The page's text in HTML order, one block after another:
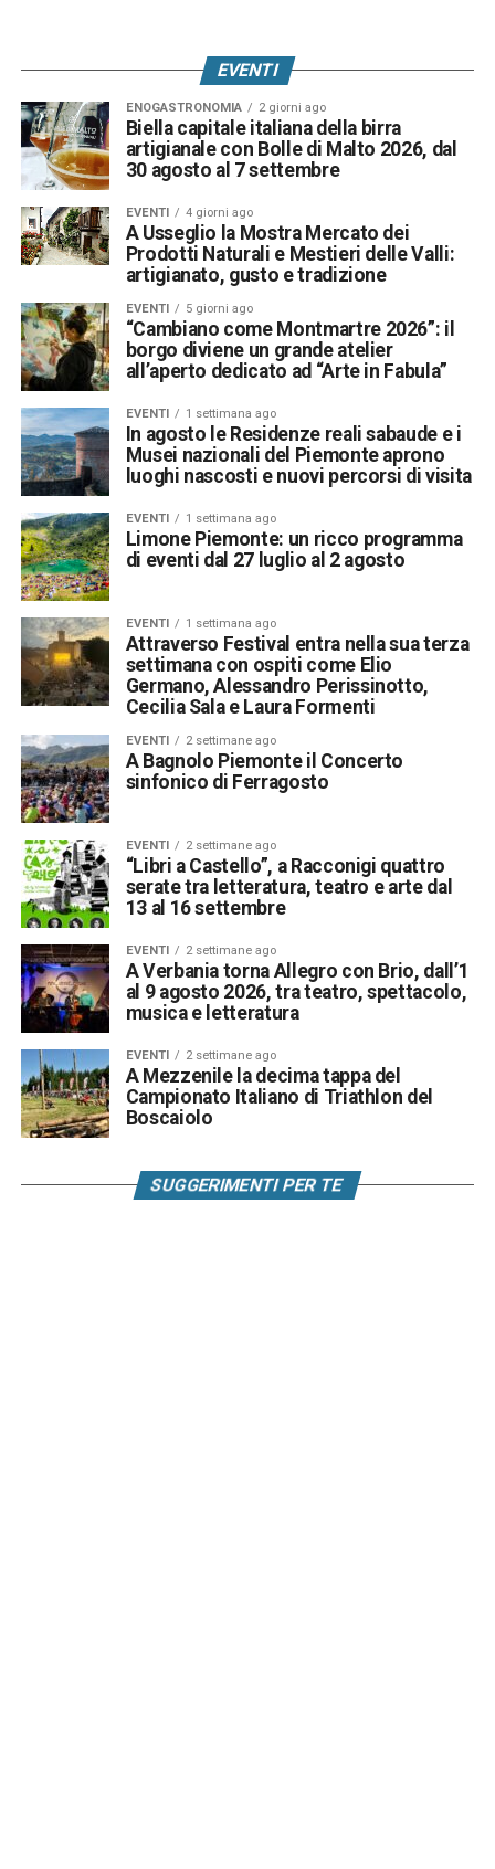
EVENTI
ENOGASTRONOMIA 2 giorni ago
Biella capitale italiana della birra
artigianale con Bolle di Malto 2026, dal
30 agosto al 7 settembre
EVENTI 4 giorni ago
A Usseglio la Mostra Mercato dei
Prodotti Naturali e Mestieri delle Valli:
artigianato, gusto e tradizione
EVENTI 5 giorni ago
“Cambiano come Montmartre 2026”: il
borgo diviene un grande atelier
all’aperto dedicato ad “Arte in Fabula”
EVENTI 1 settimana ago
In agosto le Residenze reali sabaude e i
Musei nazionali del Piemonte aprono
luoghi nascosti e nuovi percorsi di visita
EVENTI 1 settimana ago
Limone Piemonte: un ricco programma
di eventi dal 27 luglio al 2 agosto
EVENTI 1 settimana ago
Attraverso Festival entra nella sua terza
settimana con ospiti come Elio
Germano, Alessandro Perissinotto,
Cecilia Sala e Laura Formenti
EVENTI 2 settimane ago
A Bagnolo Piemonte il Concerto
sinfonico di Ferragosto
EVENTI 2 settimane ago
“Libri a Castello”, a Racconigi quattro
serate tra letteratura, teatro e arte dal
13 al 16 settembre
EVENTI 2 settimane ago
A Verbania torna Allegro con Brio, dall’1
al 9 agosto 2026, tra teatro, spettacolo,
musica e letteratura
EVENTI 2 settimane ago
A Mezzenile la decima tappa del
Campionato Italiano di Triathlon del
Boscaiolo
SUGGERIMENTI PER TE